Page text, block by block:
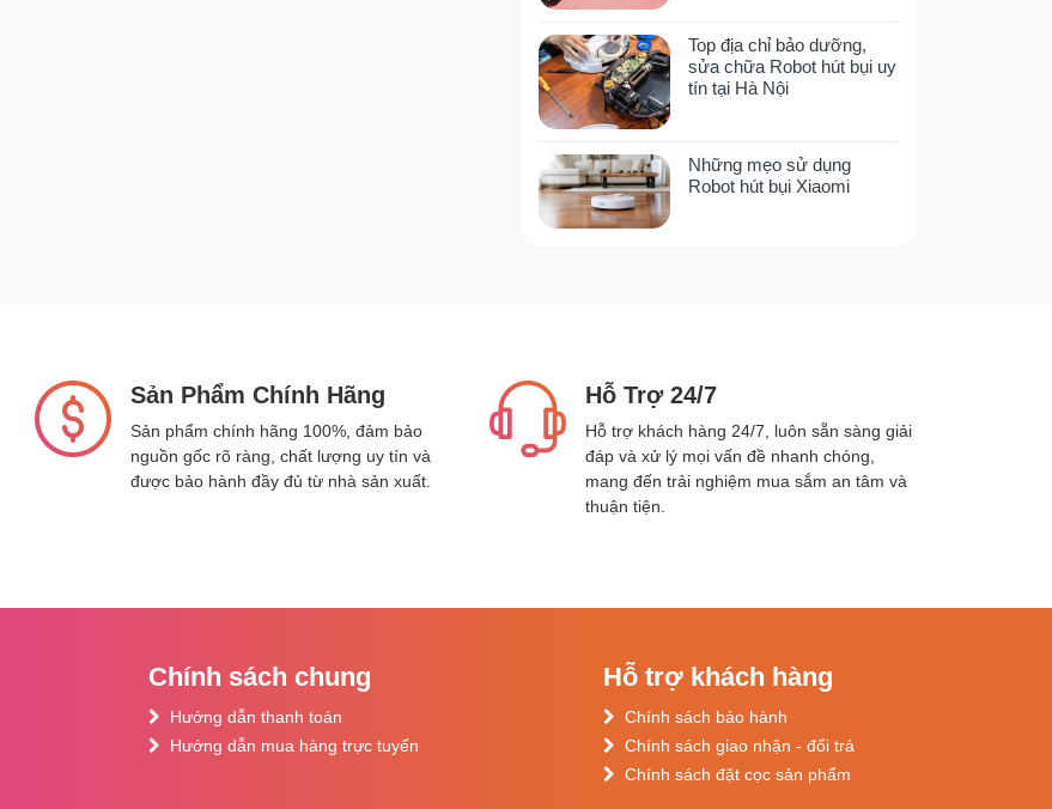
Top địa chỉ bảo dưỡng,
sửa chữa Robot hút bụi uy
tín tại Hà Nội
Những mẹo sử dụng
Robot hút bụi Xiaomi
Sản Phẩm Chính Hãng
Sản phẩm chính hãng 100%, đảm bảo
nguồn gốc rõ ràng, chất lượng uy tín và
được bảo hành đầy đủ từ nhà sản xuất.
Hỗ Trợ 24/7
Hỗ trợ khách hàng 24/7, luôn sẵn sàng giải
đáp và xử lý mọi vấn đề nhanh chóng,
mang đến trải nghiệm mua sắm an tâm và
thuận tiện.
Chính sách chung
Hướng dẫn thanh toán
Hướng dẫn mua hàng trực tuyến
Hỗ trợ khách hàng
Chính sách bảo hành
Chính sách giao nhận - đổi trả
Chính sách đặt cọc sản phẩm